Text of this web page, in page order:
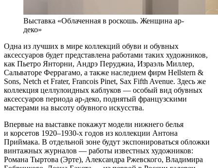
Выставка «Облаченная в роскошь. Женщина ар-
деко»
Одна из лучших в мире коллекций обуви и обувных
аксессуаров будет представлена работами таких художников,
как Пьетро Янторни, Андрэ Перуджиа, Израэль Миллер,
Сальваторе Феррагамо, а также наследием фирм Hellstern &
Sons, Netch et Frater, Francois Pinet, Sax Fifth Avenue. Здесь же
коллекция целлулоидных каблуков — особый вид обувных
аксессуаров периода ар-деко, поднятый французскими
мастерами на высоту обувного искусства.
Впервые на выставке покажут модели нижнего белья
и корсетов 1920–1930-х годов из коллекции Антона
Приймака. В отдельной зоне будут экспонироваться обложки
винтажных журналов — работы известных художников:
Романа Тыртова (Эрте), Александра Ржевского, Владимира